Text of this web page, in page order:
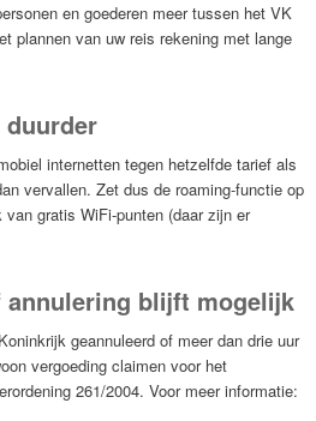
en goederen meer tussen het VK
plannen van uw reis rekening met lange
internetten tegen hetzelfde tarief als
vervallen. Zet dus de roaming-functie op
gratis WiFi-punten (daar zijn er
blijft mogelijk
geannuleerd of meer dan drie uur
vergoeding claimen voor het
261/2004. Voor meer informatie: